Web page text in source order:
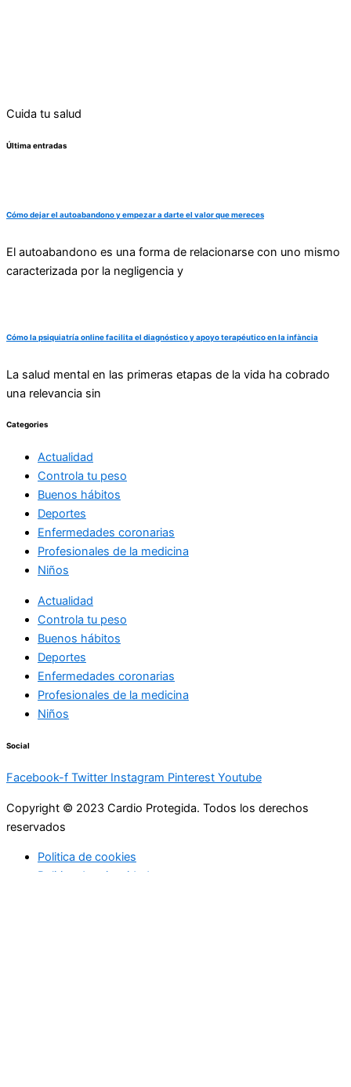
Cuida tu salud
Última entradas
Cómo dejar el autoabandono y empezar a darte el valor que mereces
El autoabandono es una forma de relacionarse con uno mismo
caracterizada por la negligencia y
Cómo la psiquiatría online facilita el diagnóstico y apoyo terapéutico en la infància
La salud mental en las primeras etapas de la vida ha cobrado
una relevancia sin
Categories
Actualidad
Controla tu peso
Buenos hábitos
Deportes
Enfermedades coronarias
Profesionales de la medicina
Niños
Actualidad
Controla tu peso
Buenos hábitos
Deportes
Enfermedades coronarias
Profesionales de la medicina
Niños
Social
Facebook-f Twitter Instagram Pinterest Youtube
Copyright © 2023 Cardio Protegida. Todos los derechos
reservados
Politica de cookies
Politica de privacidad